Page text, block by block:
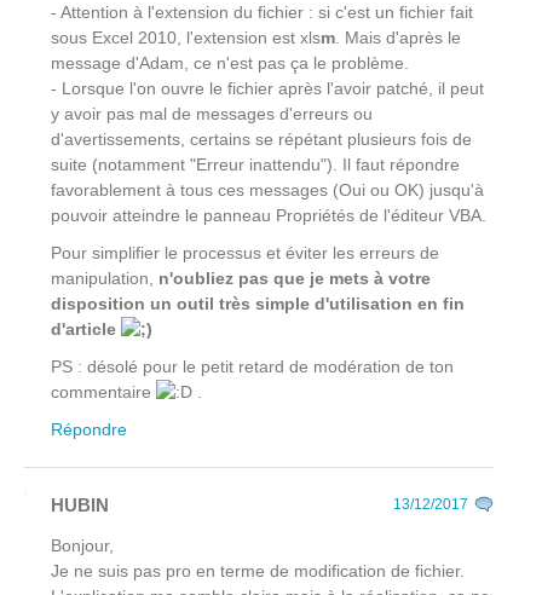
- Attention à l'extension du fichier : si c'est un fichier fait
sous Excel 2010, l'extension est xlsm . Mais d'après le
message d'Adam, ce n'est pas ça le problème.
- Lorsque l'on ouvre le fichier après l'avoir patché, il peut
y avoir pas mal de messages d'erreurs ou
d'avertissements, certains se répétant plusieurs fois de
suite (notamment "Erreur inattendu"). Il faut répondre
favorablement à tous ces messages (Oui ou OK) jusqu'à
pouvoir atteindre le panneau Propriétés de l'éditeur VBA.
Pour simplifier le processus et éviter les erreurs de
manipulation, n'oubliez pas que je mets à votre
disposition un outil très simple d'utilisation en fin
d'article
PS : désolé pour le petit retard de modération de ton
commentaire
Répondre
HUBIN 13/12/2017
Bonjour,
Je ne suis pas pro en terme de modification de fichier.